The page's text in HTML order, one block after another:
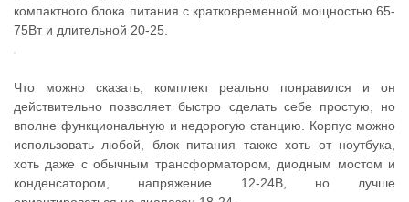
компактного блока питания с кратковременной мощностью 65-
75Вт и длительной 20-25.
Что можно сказать, комплект реально понравился и он
действительно позволяет быстро сделать себе простую, но
вполне функциональную и недорогую станцию. Корпус можно
использовать любой, блок питания также хоть от ноутбука,
хоть даже с обычным трансформатором, диодным мостом и
конденсатором, напряжение 12-24В, но лучше